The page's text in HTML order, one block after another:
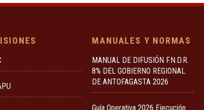
MANUALES Y NORMAS
MANUAL DE DIFUSIÓN F.N.D.R.
8% DEL GOBIERNO REGIONAL
DE ANTOFAGASTA 2026
Guía Operativa 2026 Ejecución